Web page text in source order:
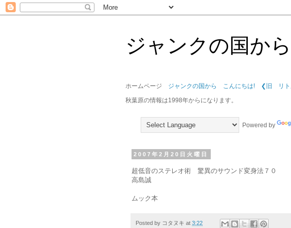
ジャンクの国
ホームページ ジャンクの国から こんにちは!
❮旧 リト
秋葉原の情報は1998年からになります。
Powered by
2007年2月20日火曜日
超低音のステレオ術 驚異のサウンド変身法７０
高島誠
ムック本
Posted by コタヌキ at 3:22